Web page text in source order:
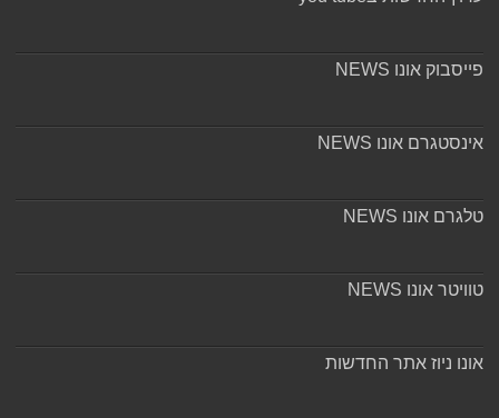
פייסבוק אונו NEWS
אינסטגרם אונו NEWS
טלגרם אונו NEWS
טוויטר אונו NEWS
אונו ניוז אתר החדשות